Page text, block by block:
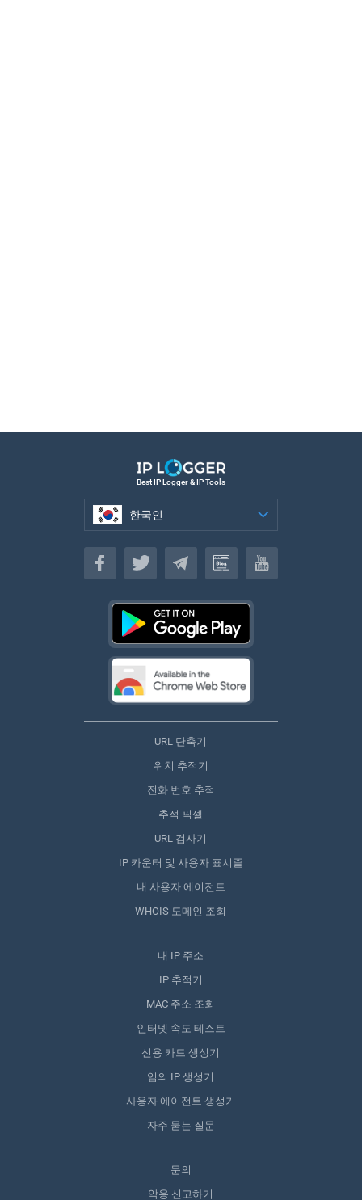
Best IP Logger & IP Tools
한국인
한국인
URL 단축기
위치 추적기
전화 번호 추적
추적 픽셀
URL 검사기
IP 카운터 및 사용자 표시줄
내 사용자 에이전트
WHOIS 도메인 조회
내 IP 주소
IP 추적기
MAC 주소 조회
인터넷 속도 테스트
신용 카드 생성기
임의 IP 생성기
사용자 에이전트 생성기
자주 묻는 질문
문의
악용 신고하기